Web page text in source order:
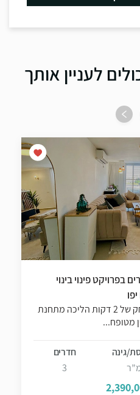
לעניין אותך
בפרויקט פינוי בינוי
בבלעדיות, בדרום יפו במרחק של 2 דקות הליכה מתחנת
גינה
חדרים
3